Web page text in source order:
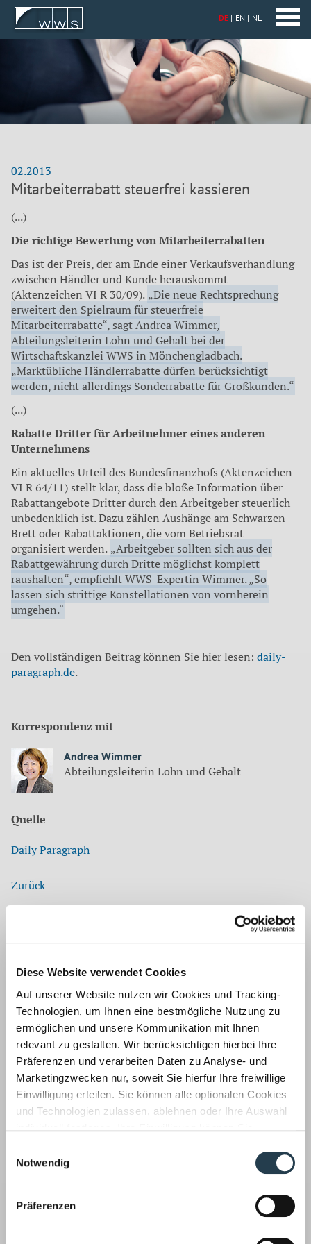
Diese Website verwendet Cookies
Auf unserer Website nutzen wir Cookies und Tracking-
Technologien, um Ihnen eine bestmögliche Nutzung zu
ermöglichen und unsere Kommunikation mit Ihnen
relevant zu gestalten. Wir berücksichtigen hierbei Ihre
Präferenzen und verarbeiten Daten zu Analyse- und
Marketingzwecken nur, soweit Sie hierfür Ihre freiwillige
Einwilligung erteilen. Sie können alle optionalen Cookies
und Technologien zulassen, ablehnen oder Ihre Auswahl
Informationen zu von uns und Drittanbietern eingesetzten
Technologien sowie zum Widerruf finden Sie in unserer
Notwendig
Präferenzen
DE EN NL
02.2013
Mitarbeiterrabatt steuerfrei kassieren
(...)
Die richtige Bewertung von Mitarbeiterrabatten
Das ist der Preis, der am Ende einer Verkaufsverhandlung
zwischen Händler und Kunde herauskommt
(Aktenzeichen VI R 30/09). „Die neue Rechtsprechung
erweitert den Spielraum für steuerfreie
Mitarbeiterrabatte“, sagt Andrea Wimmer,
Abteilungsleiterin Lohn und Gehalt bei der
Wirtschaftskanzlei WWS in Mönchengladbach.
„Marktübliche Händlerrabatte dürfen berücksichtigt
werden, nicht allerdings Sonderrabatte für Großkunden.“
(...)
Rabatte Dritter für Arbeitnehmer eines anderen
Unternehmens
Ein aktuelles Urteil des Bundesfinanzhofs (Aktenzeichen
VI R 64/11) stellt klar, dass die bloße Information über
Rabattangebote Dritter durch den Arbeitgeber steuerlich
unbedenklich ist. Dazu zählen Aushänge am Schwarzen
Brett oder Rabattaktionen, die vom Betriebsrat
organisiert werden. „Arbeitgeber sollten sich aus der
Rabattgewährung durch Dritte möglichst komplett
raushalten“, empfiehlt WWS-Expertin Wimmer. „So
lassen sich strittige Konstellationen von vornherein
umgehen.“
Den vollständigen Beitrag können Sie hier lesen: daily-
paragraph.de.
Korrespondenz mit
Andrea Wimmer
Abteilungsleiterin Lohn und Gehalt
Quelle
Daily Paragraph
Zurück
laufend mit aktuellen Themen aus
Wirtschaftsprüfung ›
Unsere Wirtschaftsprüfer prüfen auch Ihren
Jahresabschluss, implementieren Risikofrüherkennungs-